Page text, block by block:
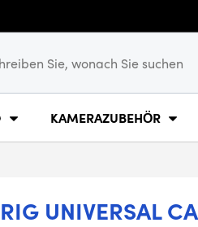
KAMERAZUBEHÖR
UNIVERSAL